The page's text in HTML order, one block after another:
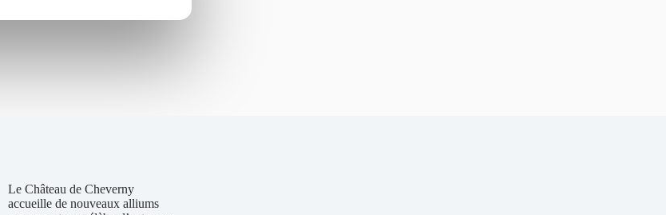
Le Château de Cheverny
accueille de nouveaux alliums